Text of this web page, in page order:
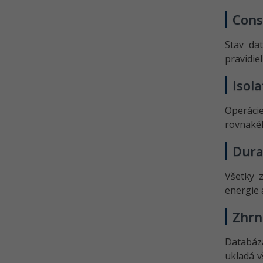
Stav
Všetky
energie
ukladá